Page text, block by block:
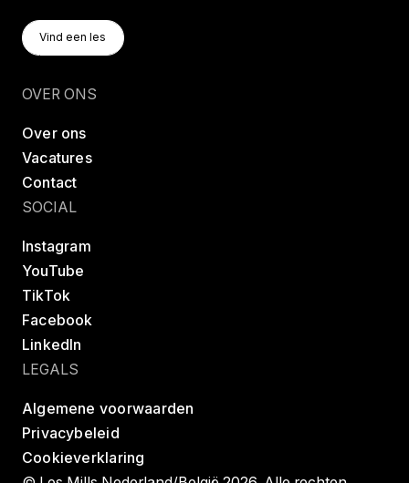
Vind Een Les
Vind een les
OVER ONS
Over ons
Vacatures
Contact
SOCIAL
Instagram
YouTube
TikTok
Facebook
LinkedIn
LEGALS
Algemene voorwaarden
Privacybeleid
Cookieverklaring